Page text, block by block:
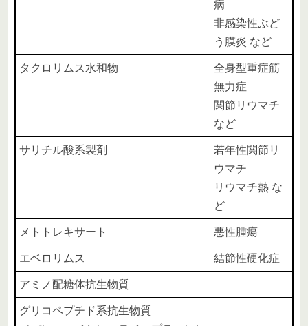
病
非感染性ぶど
う膜炎 など
タクロリムス水和物
全身型重症筋
無力症
関節リウマチ
など
サリチル酸系製剤
若年性関節リ
ウマチ
リウマチ熱 な
ど
メトトレキサート 悪性腫瘍
エベロリムス 結節性硬化症
アミノ配糖体抗生物質
グリコペプチド系抗生物質